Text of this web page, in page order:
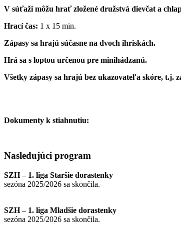
V súťaži môžu hrať zložené družstvá dievčat a
Hrací čas: 1 x 15 min.
Zápasy sa hrajú súčasne na dvoch ihriskách.
Hrá sa s loptou určenou pre minihádzanú.
Všetky zápasy sa hrajú bez ukazovateľa skóre, t.j.
Dokumenty k stiahnutiu:
Nasledujúci program
SZH – 1. liga Staršie dorastenky
sezóna 2025/2026 sa skončila.
SZH – 1. liga Mladšie dorastenky
sezóna 2025/2026 sa skončila.